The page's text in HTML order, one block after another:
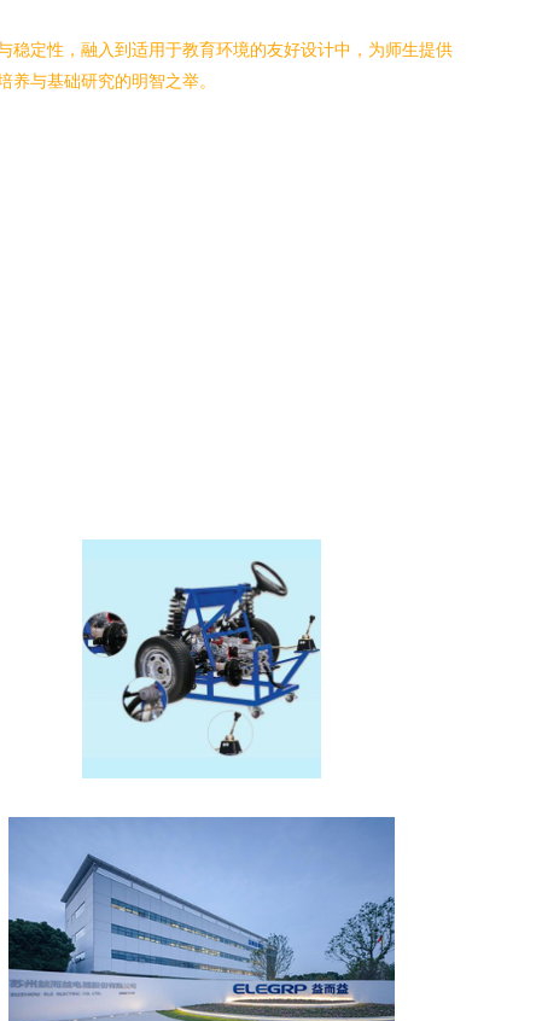
稳定性，融入到适用于教育环境的友好设计中，为师生提供
与基础研究的明智之举。